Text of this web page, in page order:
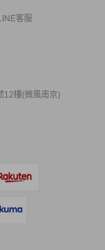
客服
12樓(微風南京)